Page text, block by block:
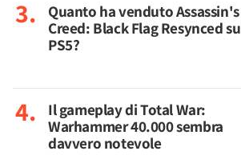
Quanto ha venduto Assassin's
Creed: Black Flag Resynced su
PS5?
Il gameplay di Total War:
Warhammer 40.000 sembra
davvero notevole